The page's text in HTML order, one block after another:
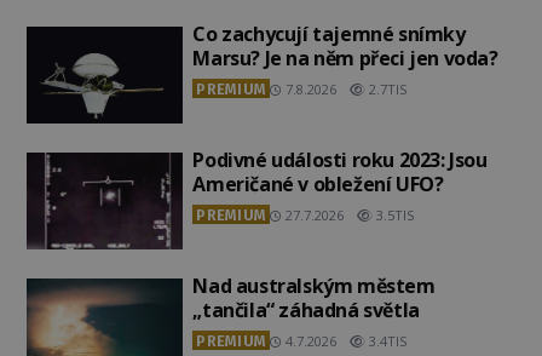
Co zachycují tajemné snímky
Marsu? Je na něm přeci jen voda?
PREMIUM 7.8.2026 2.7TIS
Podivné události roku 2023: Jsou
Američané v obležení UFO?
PREMIUM 27.7.2026 3.5TIS
Nad australským městem
„tančila“ záhadná světla
PREMIUM 4.7.2026 3.4TIS